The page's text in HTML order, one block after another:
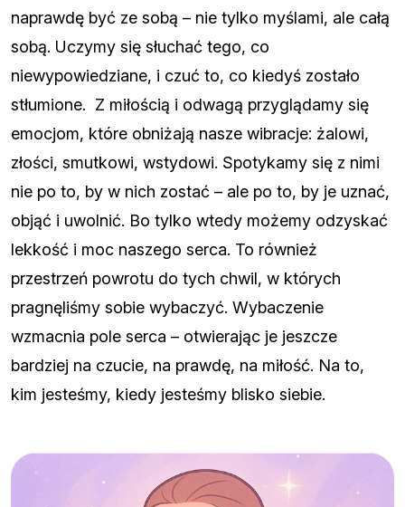
naprawdę być ze sobą – nie tylko myślami, ale całą
sobą. Uczymy się słuchać tego, co
niewypowiedziane, i czuć to, co kiedyś zostało
stłumione. Z miłością i odwagą przyglądamy się
emocjom, które obniżają nasze wibracje: żalowi,
złości, smutkowi, wstydowi. Spotykamy się z nimi
nie po to, by w nich zostać – ale po to, by je uznać,
objąć i uwolnić. Bo tylko wtedy możemy odzyskać
lekkość i moc naszego serca. To również
przestrzeń powrotu do tych chwil, w których
pragnęliśmy sobie wybaczyć. Wybaczenie
wzmacnia pole serca – otwierając je jeszcze
bardziej na czucie, na prawdę, na miłość. Na to,
kim jesteśmy, kiedy jesteśmy blisko siebie.